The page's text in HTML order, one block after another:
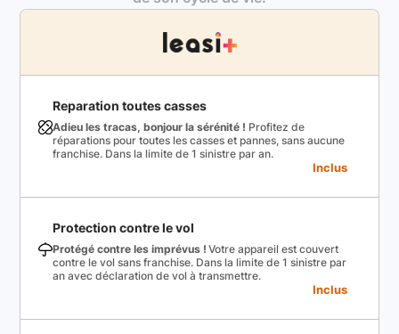
Reparation toutes casses
Adieu les tracas, bonjour la sérénité ! Profitez de
réparations pour toutes les casses et pannes, sans aucune
franchise. Dans la limite de 1 sinistre par an.
Inclus
Protection contre le vol
Protégé contre les imprévus ! Votre appareil est couvert
contre le vol sans franchise. Dans la limite de 1 sinistre par
an avec déclaration de vol à transmettre.
Inclus